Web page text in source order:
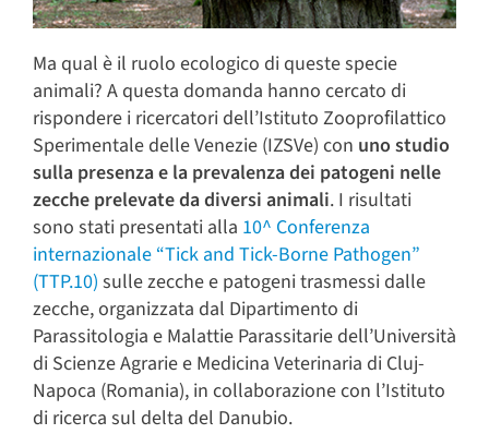
Ma qual è il ruolo ecologico di queste specie
animali? A questa domanda hanno cercato di
rispondere i ricercatori dell’Istituto Zooprofilattico
Sperimentale delle Venezie (IZSVe) con uno studio
sulla presenza e la prevalenza dei patogeni nelle
zecche prelevate da diversi animali. I risultati
sono stati presentati alla 10^ Conferenza
internazionale “Tick and Tick-Borne Pathogen”
(TTP.10) sulle zecche e patogeni trasmessi dalle
zecche, organizzata dal Dipartimento di
Parassitologia e Malattie Parassitarie dell’Università
di Scienze Agrarie e Medicina Veterinaria di Cluj-
Napoca (Romania), in collaborazione con l’Istituto
di ricerca sul delta del Danubio.